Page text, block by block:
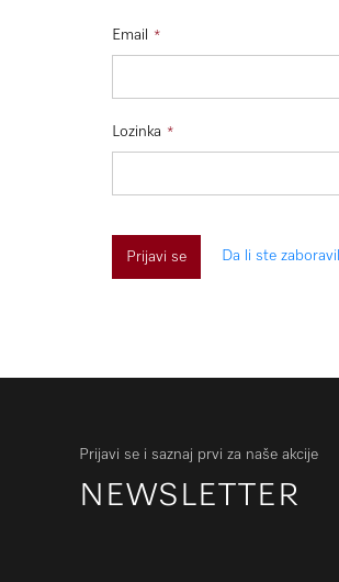
Email
Lozinka
Prijavi se Da li ste
Prijavi se i saznaj prvi za naše akcije
NEWSLETTER